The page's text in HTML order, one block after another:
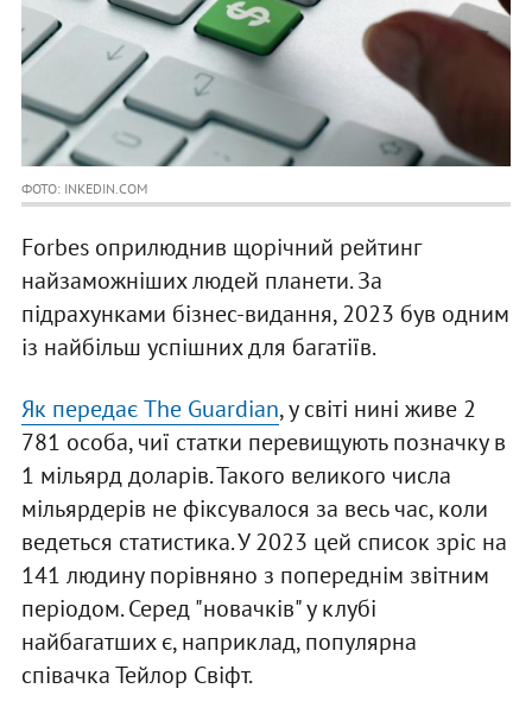
ФОТО: INKEDIN.COM
Forbes оприлюднив щорічний рейтинг
найзаможніших людей планети. За
підрахунками бізнес-видання, 2023 був одним
із найбільш успішних для багатіїв.
Як передає The Guardian, у світі нині живе 2
781 особа, чиї статки перевищують позначку в
1 мільярд доларів. Такого великого числа
мільярдерів не фіксувалося за весь час, коли
ведеться статистика. У 2023 цей список зріс на
141 людину порівняно з попереднім звітним
періодом. Серед "новачків" у клубі
найбагатших є, наприклад, популярна
співачка Тейлор Свіфт.